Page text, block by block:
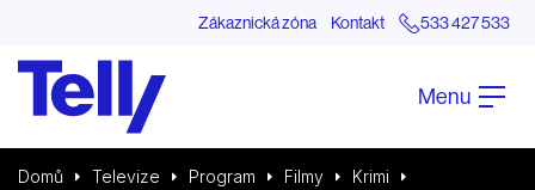
Zákaznická zóna Kontakt 533 427 533
Menu
Domů Televize Program Filmy
Krimi